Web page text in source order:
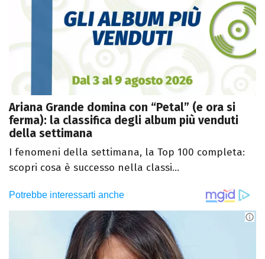
Ariana Grande domina con “Petal” (e ora si
ferma): la classifica degli album più venduti
della settimana
I fenomeni della settimana, la Top 100 completa:
scopri cosa è successo nella classi...